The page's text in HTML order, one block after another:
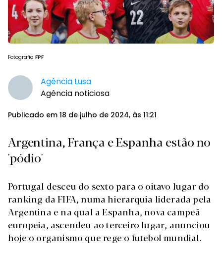
Fotografia FPF
Agência Lusa
Agência noticiosa
Publicado em 18 de julho de 2024, às 11:21
Argentina, França e Espanha estão no
'pódio'
Portugal desceu do sexto para o oitavo lugar do
ranking da FIFA, numa hierarquia liderada pela
Argentina e na qual a Espanha, nova campeã
europeia, ascendeu ao terceiro lugar, anunciou
hoje o organismo que rege o futebol mundial.